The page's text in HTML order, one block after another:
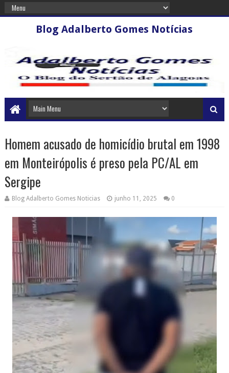
Blog Adalberto Gomes Notícias
Homem acusado de homicídio brutal em 1998
em Monteirópolis é preso pela PC/AL em
Sergipe
Blog Adalberto Gomes Noticias junho 11, 2025 0